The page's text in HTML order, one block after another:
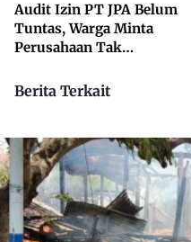
Audit Izin PT JPA Belum
Tuntas, Warga Minta
Perusahaan Tak
Berita Terkait